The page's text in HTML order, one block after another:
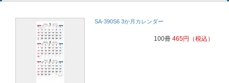
SA-390S6 3か月カレンダー
100冊 465円 （税込）